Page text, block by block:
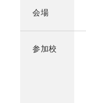
会場
参加校